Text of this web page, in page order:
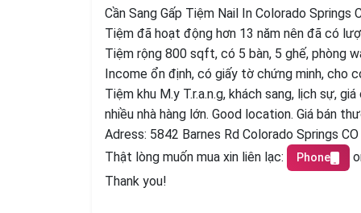
Cần Sang Gấp Tiệm Nail In Colorado Springs
Tiệm đã hoạt động hơn 13 năm nên đã có
Tiệm rộng 800 sqft, có 5 bàn, 5 ghế, phòng
Income ổn định, có giấy tờ chứng minh, cho
Tiệm khu M.y T.r.a.n.g, khách sang, lịch sự,
nhiều nhà hàng lớn. Good location. Giá bán
Adress: 5842 Barnes Rd Colorado Springs
Thật lòng muốn mua xin liên lạc:
Phone
Thank you!